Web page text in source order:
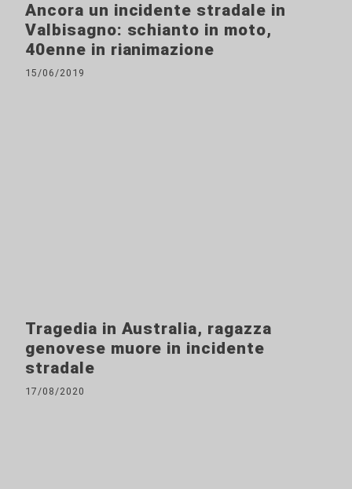
Ancora un incidente stradale in
Valbisagno: schianto in moto,
40enne in rianimazione
15/06/2019
Tragedia in Australia, ragazza
genovese muore in incidente
stradale
17/08/2020